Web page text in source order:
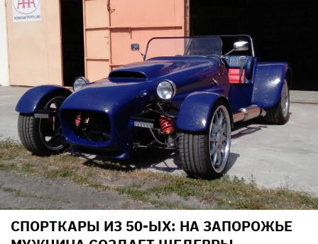
СПОРТКАРЫ ИЗ 50-ЫХ: НА ЗАПОРОЖЬЕ